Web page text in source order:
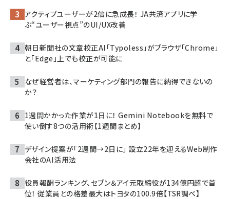
アクティブユーザーが2倍に急成長！ JA共済アプリに学
ぶ“ユーザー視点”のUI/UX改善
朝日新聞社の文章校正AI「Typoless」がブラウザ「Chrome」
と「Edge」上でも校正が可能に
なぜ経営者は、マーケティング部門の報告に納得できないの
か？
1週間かかった作業が1日に！ Gemini Notebookを無料で
使い倒す8つの活用術【1週間まとめ】
デザイン提案が「2週間→2日に」 設立22年を迎えるWeb制作
会社のAI活用法
役員報酬ランキング、セブン＆アイ元取締役が134億円超で首
位！ 従業員との格差最大はトヨタの100.9倍【TSR調べ】